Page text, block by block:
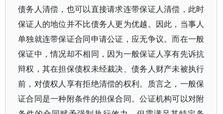
债务人清偿，也可以直接请求连带保证人清偿，此时
保证人的地位并不比债务人更为优越。因此，当事人
单独就连带保证合同申请公证，应无争议。而在一般
保证中，情况却不相同，因为一般保证人享有先诉抗
辩权，其在担保债权未经裁决、债务人财产未被执行
前，对债权人享有拒绝清偿的权利。质言之，一般保
证合同是一种附条件的担保合同。公证机构可以对附